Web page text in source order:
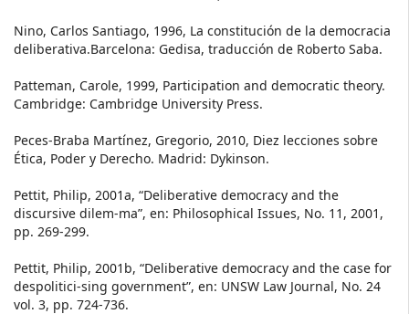
Nino, Carlos Santiago, 1996, La constitución de la democracia
deliberativa.Barcelona: Gedisa, traducción de Roberto Saba.
Patteman, Carole, 1999, Participation and democratic theory.
Cambridge: Cambridge University Press.
Peces-Braba Martínez, Gregorio, 2010, Diez lecciones sobre
Ética, Poder y Derecho. Madrid: Dykinson.
Pettit, Philip, 2001a, “Deliberative democracy and the
discursive dilem-ma”, en: Philosophical Issues, No. 11, 2001,
pp. 269-299.
Pettit, Philip, 2001b, “Deliberative democracy and the case for
despolitici-sing government”, en: UNSW Law Journal, No. 24
vol. 3, pp. 724-736.